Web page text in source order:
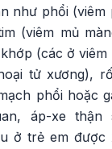
như phổi (viêm
(viêm mủ
(các ở viêm
tử xương),
phổi hoặc
áp-xe thận
ở trẻ em được